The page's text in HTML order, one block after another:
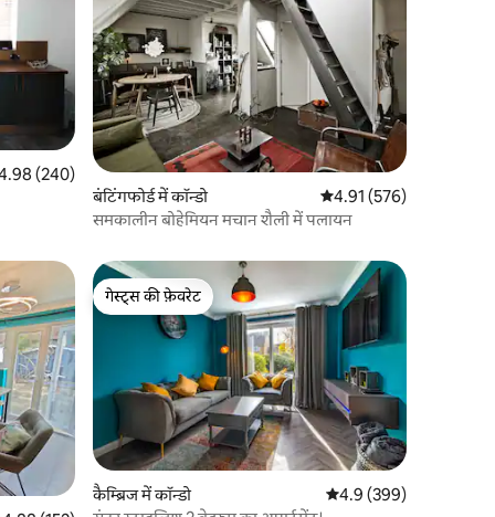
रेटिंग 5 में से 4.98, 240 समीक्षाएँ
(240)
बंटिंगफोर्ड में कॉन्डो औसत रेटिंग 5 में से 4.91,
4.91 (576)
समकालीन बोहेमियन मचान शैली में पलायन
गेस्ट्स की फ़ेवरेट
गेस्ट्स की फ़ेवरेट
कैम्ब्रिज में कॉन्डो औसत रेटिंग 5 में से 4.9,
4.9 (399)